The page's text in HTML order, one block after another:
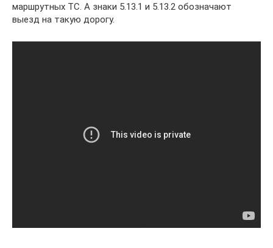
маршрутных ТС. А знаки 5.13.1 и 5.13.2 обозначают
выезд на такую дорогу.